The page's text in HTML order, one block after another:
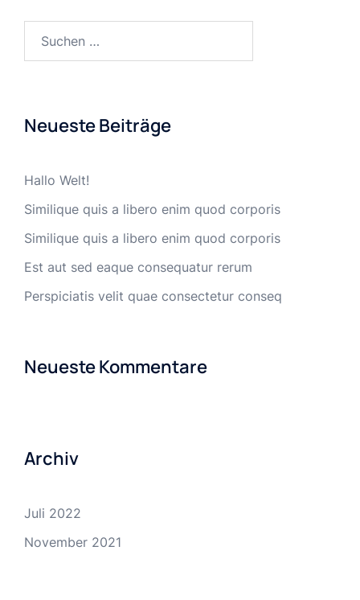
nach:
Neueste Beiträge
Hallo Welt!
Similique quis a libero enim quod corporis
Similique quis a libero enim quod corporis
Est aut sed eaque consequatur rerum
Perspiciatis velit quae consectetur conseq
Neueste Kommentare
Archiv
Juli 2022
November 2021